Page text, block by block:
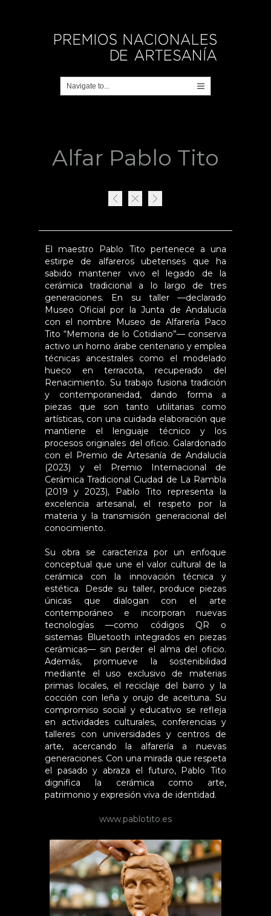
Alfar Pablo Tito
El maestro Pablo Tito pertenece a una
estirpe de alfareros ubetenses que ha
sabido mantener vivo el legado de la
cerámica tradicional a lo largo de tres
generaciones. En su taller —declarado
Museo Oficial por la Junta de Andalucía
con el nombre Museo de Alfarería Paco
Tito “Memoria de lo Cotidiano”— conserva
activo un horno árabe centenario y emplea
técnicas ancestrales como el modelado
hueco en terracota, recuperado del
Renacimiento. Su trabajo fusiona tradición
y contemporaneidad, dando forma a
piezas que son tanto utilitarias como
artísticas, con una cuidada elaboración que
mantiene el lenguaje técnico y los
procesos originales del oficio. Galardonado
con el Premio de Artesanía de Andalucía
(2023) y el Premio Internacional de
Cerámica Tradicional Ciudad de La Rambla
(2019 y 2023), Pablo Tito representa la
excelencia artesanal, el respeto por la
materia y la transmisión generacional del
conocimiento.
Su obra se caracteriza por un enfoque
conceptual que une el valor cultural de la
cerámica con la innovación técnica y
estética. Desde su taller, produce piezas
únicas que dialogan con el arte
contemporáneo e incorporan nuevas
tecnologías —como códigos QR o
sistemas Bluetooth integrados en piezas
cerámicas— sin perder el alma del oficio.
Además, promueve la sostenibilidad
mediante el uso exclusivo de materias
primas locales, el reciclaje del barro y la
cocción con leña y orujo de aceituna. Su
compromiso social y educativo se refleja
en actividades culturales, conferencias y
talleres con universidades y centros de
arte, acercando la alfarería a nuevas
generaciones. Con una mirada que respeta
el pasado y abraza el futuro, Pablo Tito
dignifica la cerámica como arte,
patrimonio y expresión viva de identidad.
www.pablotito.es